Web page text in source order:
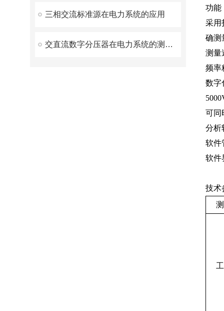
三相交流标准源在电力系统的应用
交直流数字分压器在电力系统的测量和调试中发挥了重要作用
功能
采用
确测
测量
频率
数字
可同
分析
软件
软件
技术